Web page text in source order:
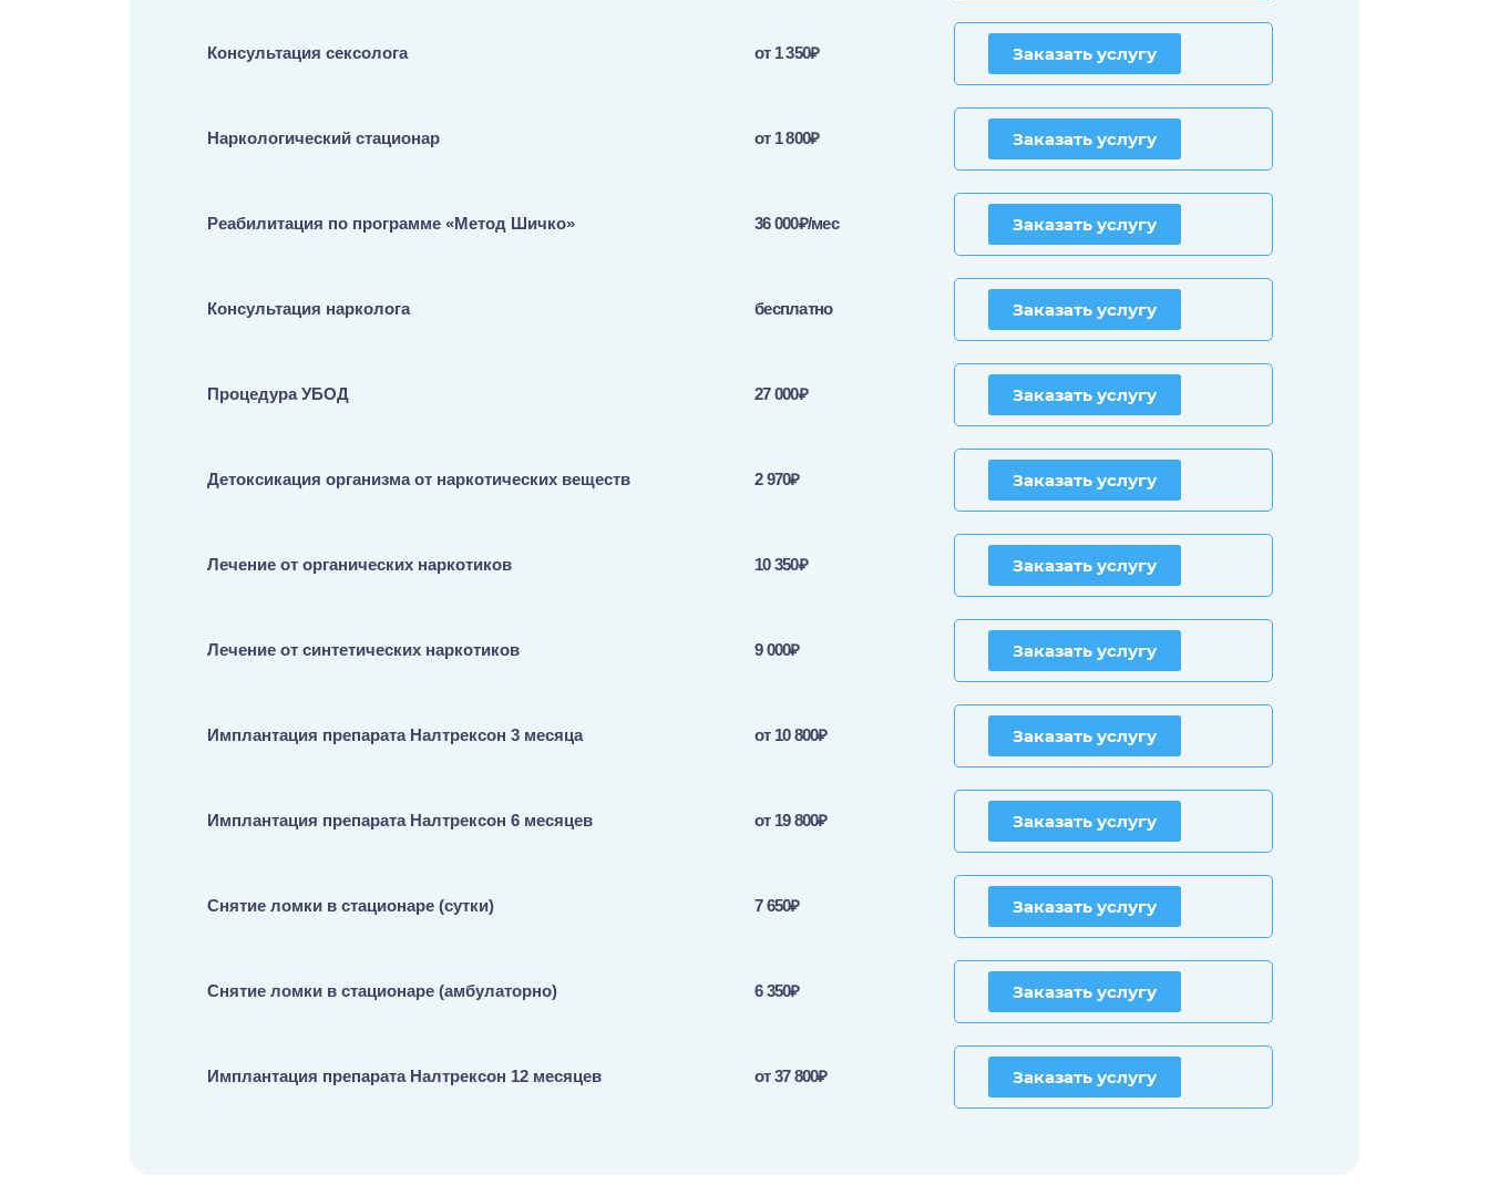
Консультация сексолога от 1 350₽ Заказать услугу
Заказать услугу
Наркологический стационар от 1 800₽ Заказать услугу
Заказать услугу
Реабилитация по программе «Метод Шичко» 36 000₽/мес Заказать услугу
Заказать услугу
Консультация нарколога бесплатно Заказать услугу
Заказать услугу
Процедура УБОД 27 000₽ Заказать услугу
Заказать услугу
Детоксикация организма от наркотических веществ 2 970₽ Заказать услугу
Заказать услугу
Лечение от органических наркотиков 10 350₽ Заказать услугу
Заказать услугу
Лечение от синтетических наркотиков 9 000₽ Заказать услугу
Заказать услугу
Имплантация препарата Налтрексон 3 месяца от 10 800₽ Заказать услугу
Заказать услугу
Имплантация препарата Налтрексон 6 месяцев от 19 800₽ Заказать услугу
Заказать услугу
Снятие ломки в стационаре (сутки) 7 650₽ Заказать услугу
Заказать услугу
Снятие ломки в стационаре (амбулаторно) 6 350₽ Заказать услугу
Заказать услугу
Имплантация препарата Налтрексон 12 месяцев от 37 800₽ Заказать услугу
Заказать услугу